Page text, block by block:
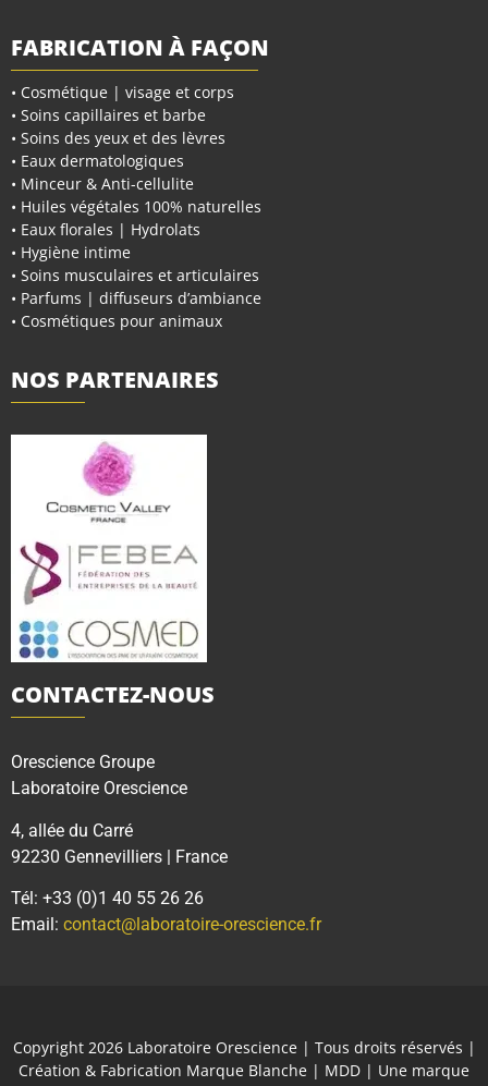
FABRICATION À FAÇON
• Cosmétique | visage et corps
• Soins capillaires et barbe
• Soins des yeux et des lèvres
• Eaux dermatologiques
• Minceur & Anti-cellulite
• Huiles végétales 100% naturelles
• Eaux florales | Hydrolats
• Hygiène intime
• Soins musculaires et articulaires
• Parfums | diffuseurs d’ambiance
• Cosmétiques pour animaux
NOS PARTENAIRES
CONTACTEZ-NOUS
Orescience Groupe
Laboratoire Orescience
4, allée du Carré
92230 Gennevilliers | France
Tél: +33 (0)1 40 55 26 26
Email: contact@laboratoire-orescience.fr
Copyright 2026 Laboratoire Orescience | Tous droits réservés |
Création & Fabrication Marque Blanche | MDD | Une marque